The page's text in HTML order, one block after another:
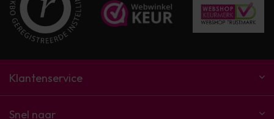
Klantenservice
Snel naar